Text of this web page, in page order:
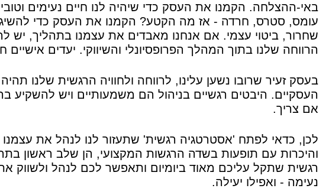
באי-ההצלחה. הקמנו את העסק כדי שיהיה לנו חיים נעימים
עומס, סטרס, חרדה - אז מה הקטע? הקמנו את העסק כדי
שחרור, ביטוי עצמי. אם אנחנו מאבדים את עצמנו בתהליך, יש
הרווחה שלנו בתוך המהלך הפרופסיונלי והשיווקי. יעדים
בעסק זעיר שרובו נשען עלינו, לרווחה ולחוויה הרגשית שלנו
העסקיים. היבטים רגשיים בניהול הם משמעותיים ויש להשקיע
אם צריך.
לכן, כדאי לפתח 'אסטרטגיה רגשית' שתעזור לנו לנהל את עצמנו
והיכרות עם תופעות בשדה הרגשות המקצועי, הן שלב ראשון
רגשית שתקל עליכם מאוד ביומיום ותאפשר לכם לנהל ולשווק
נעימה - ואפילו יעילה.